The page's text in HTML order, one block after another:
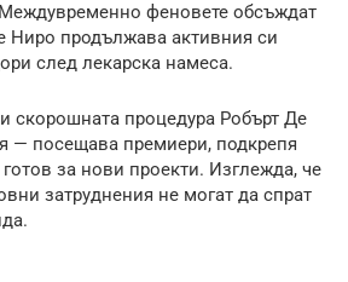
феновете обсъждат
Ниро продължава активния си
след лекарска намеса.
скорошната процедура Робърт Де
— посещава премиери, подкрепя
за нови проекти. Изглежда, че
затруднения не могат да спрат